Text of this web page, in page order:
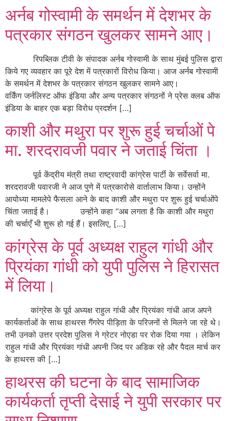
अर्नब गोस्वामी के समर्थन में देशभर के
पत्रकार संगठन खुलकर सामने आए।
रिपब्लिक टीवी के संपादक अर्नब गोस्वामी के साथ मुंबई पुलिस द्वारा
किये गए व्यवहार का पूरे देश में पत्रकारों विरोध किया। आज अर्नब गोस्वामी
के समर्थन में देशभर के पत्रकार संगठन खुलकर सामने आए।
वर्किंग जर्नलिस्ट ऑफ इंडिया और अन्य पत्रकार संगठनों ने प्रेस क्लब ऑफ
इंडिया के बाहर एक बड़ा विरोध प्रदर्शन […]
काशी और मथुरा पर शुरू हुई चर्चाओं पे
मा. शरदरावजी पवार ने जताई चिंता ।
पूर्व केंद्रीय मंत्री तथा राष्ट्रवादी कांग्रेस पार्टी के सर्वेसर्वा मा.
शरदरावजी पवारजी ने आज पुणे में पत्रकारोसे वार्तालाभ किया। उन्होंने
आयोध्या मामलेपे फैसला आने के बाद काशी और मथुरा पर शुरू हुई चर्चाओंपे
चिंता जताई है। उन्होंने कहा “अब लगता है कि काशी और मथुरा
की चर्चाएँ भी शुरू हो गई हैं। इसलिए, […]
कांग्रेस के पूर्व अध्यक्ष राहुल गांधी और
प्रियंका गांधी को युपी पुलिस ने हिरासत
में लिया।
कांग्रेस के पूर्व अध्यक्ष राहुल गांधी और प्रियंका गांधी आज अपने
कार्यकर्ताओं के साथ हाथरस गैंगरेप पीड़िता के परिजनों से मिलने जा रहे थे।
तभी उनको उत्तर प्रदेश पुलिस ने ग्रेटर नोएडा पर रोक दिया गया । लेकिन
राहुल गांधी और प्रियंका गांधी अपनी जिद पर अडिक रहे और पैदल मार्च कर
के हाथरस की […]
हाथरस की घटना के बाद सामाजिक
कार्यकर्ता तृप्ती देसाई ने युपी सरकार पर